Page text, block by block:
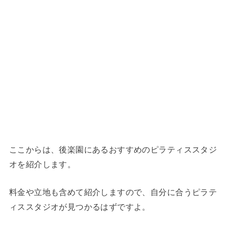
ここからは、後楽園にあるおすすめのピラティススタジ
オを紹介します。
料金や立地も含めて紹介しますので、自分に合うピラテ
ィススタジオが見つかるはずですよ。